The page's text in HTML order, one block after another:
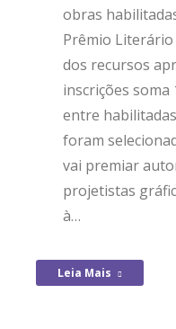
obras
Prêmio Literário
dos recursos
inscrições soma
entre
foram
vai premiar
projetistas
à…
Leia Mais